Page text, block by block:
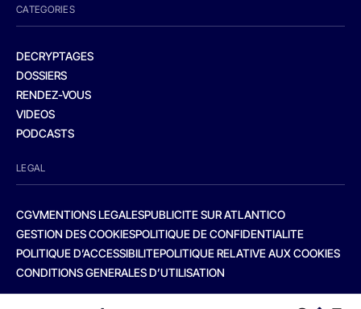
CATEGORIES
DECRYPTAGES
DOSSIERS
RENDEZ-VOUS
VIDEOS
PODCASTS
LEGAL
CGVMENTIONS LEGALESPUBLICITE SUR ATLANTICO
GESTION DES COOKIESPOLITIQUE DE CONFIDENTIALITE
POLITIQUE D’ACCESSIBILITEPOLITIQUE RELATIVE AUX COOKIES
CONDITIONS GENERALES D’UTILISATION